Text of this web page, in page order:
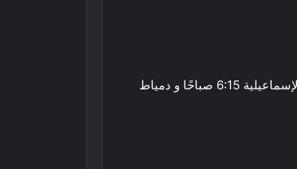
و من ثم تقام الصلاة في بورسعيد الساعة 6:14 صباحًا و في السويس 6:16 صباحًا و الإسماعيلية 6:15 صباحًا و دمياط